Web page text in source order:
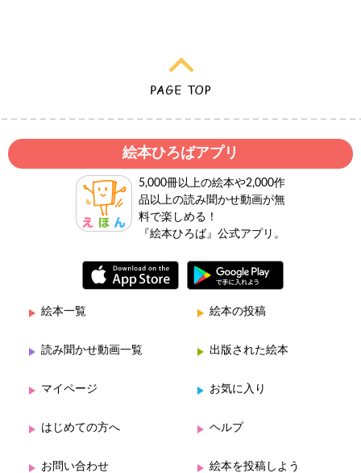
絵本ひろばアプリ
5,000冊以上の絵本や2,000作
品以上の読み聞かせ動画が無
料で楽しめる！
『絵本ひろば』公式アプリ。
絵本一覧 絵本の投稿
読み聞かせ動画一覧 出版された絵本
マイページ お気に入り
はじめての方へ ヘルプ
お問い合わせ 絵本を投稿しよう